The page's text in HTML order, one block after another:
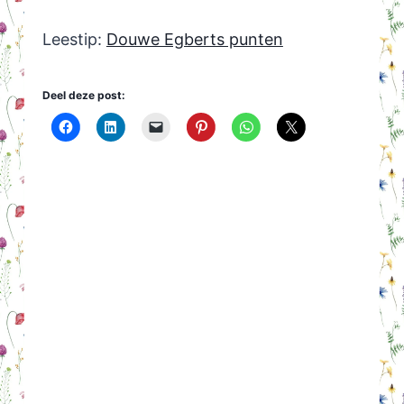
Leestip: Douwe Egberts punten
Deel deze post: